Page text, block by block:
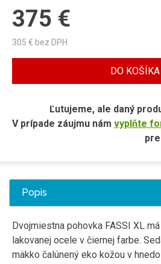
375 €
305 € bez DPH
DO KOŠÍKA
Ľutujeme, ale daný
V prípade záujmu nám vyplňte
Popis
Dvojmiestna pohovka FASSI XL
lakovanej ocele v čiernej farbe.
mäkko čalúnený eko kožou v